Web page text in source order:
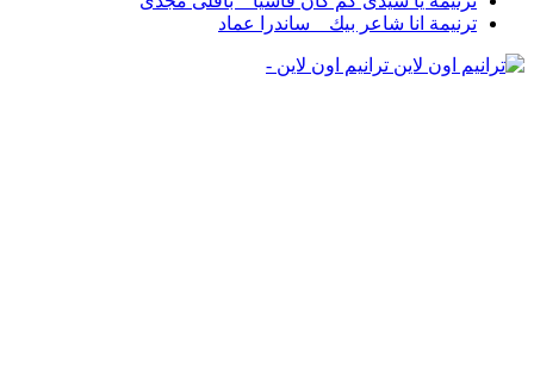
ترنيمة انا شاعر بيك _ ساندرا عماد
ترانيم اون لاين -